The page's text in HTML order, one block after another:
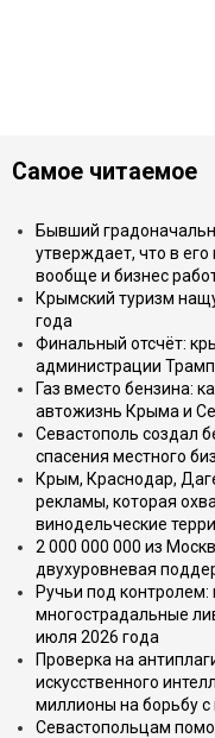
Самое читаемое
Бывший
утверждает, что в
вообще и бизнес
Крымский туризм
года
Финальный отсчёт:
администрации
Газ вместо бензина:
автожизнь Крыма и
Севастополь создал
спасения местного
Крым, Краснодар,
рекламы, которая
винодельческие
2 000 000 000 из
двухуровневая
Ручьи под контролем:
многострадальные
июля 2026 года
Проверка на
искусственного
миллионы на борьбу
Севастопольцам